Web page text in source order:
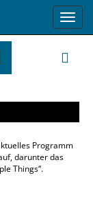
Programm
darunter das
Things“.